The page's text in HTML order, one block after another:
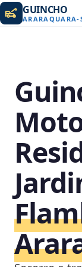
GUINCHO
ARARAQUARA-